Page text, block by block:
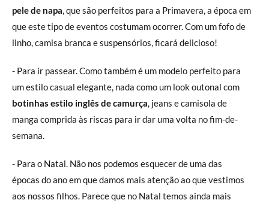
pele de napa, que são perfeitos para a Primavera, a época em
que este tipo de eventos costumam ocorrer. Com um fofo de
linho, camisa branca e suspensórios, ficará delicioso!
- Para ir passear. Como também é um modelo perfeito para
um estilo casual elegante, nada como um look outonal com
botinhas estilo inglês de camurça, jeans e camisola de
manga comprida às riscas para ir dar uma volta no fim-de-
semana.
- Para o Natal. Não nos podemos esquecer de uma das
épocas do ano em que damos mais atenção ao que vestimos
aos nossos filhos. Parece que no Natal temos ainda mais